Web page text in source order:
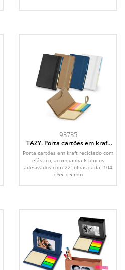
93735
TAZY. Porta cartões em kraft
reciclado com elástico
Porta cartões em kraft reciclado com
elástico, acompanha 6 blocos
adesivados com 22 folhas cada. 104
x 65 x 5 mm